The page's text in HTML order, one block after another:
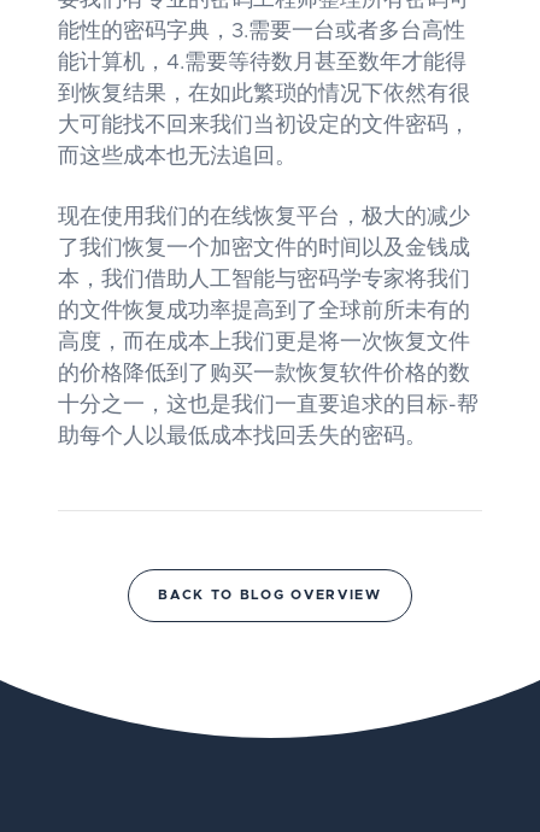
能性的密码字典，3.需要一台或者多台高性
能计算机，4.需要等待数月甚至数年才能得
到恢复结果，在如此繁琐的情况下依然有很
大可能找不回来我们当初设定的文件密码，
而这些成本也无法追回。
现在使用我们的在线恢复平台，极大的减少
了我们恢复一个加密文件的时间以及金钱成
本，我们借助人工智能与密码学专家将我们
的文件恢复成功率提高到了全球前所未有的
高度，而在成本上我们更是将一次恢复文件
的价格降低到了购买一款恢复软件价格的数
十分之一，这也是我们一直要追求的目标-帮
助每个人以最低成本找回丢失的密码。
BACK TO BLOG OVERVIEW